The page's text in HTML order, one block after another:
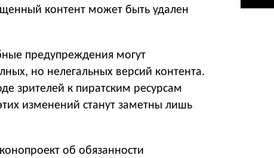
контент может быть удален
предупреждения могут
но нелегальных версий контента.
зрителей к пиратским ресурсам
изменений станут заметны лишь
об обязанности